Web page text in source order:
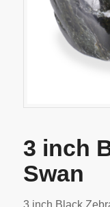
3 inch
Swan
3 inch Black